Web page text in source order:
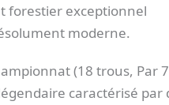
forestier exceptionnel
moderne.
(18 trous, Par
caractérisé par